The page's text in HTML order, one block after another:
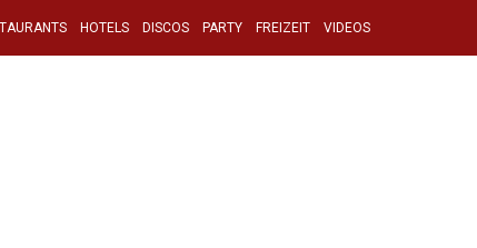
HOTELS DISCOS PARTY FREIZEIT VIDEOS